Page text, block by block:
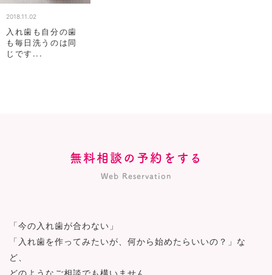
2018.11.02
入れ歯も自分の歯
も毎日洗うのは同
じです...
無料相談の予約をする
Web Reservation
「今の入れ歯が合わない」
「入れ歯を作ってみたいが、何から始めたらいいの？」な
ど、